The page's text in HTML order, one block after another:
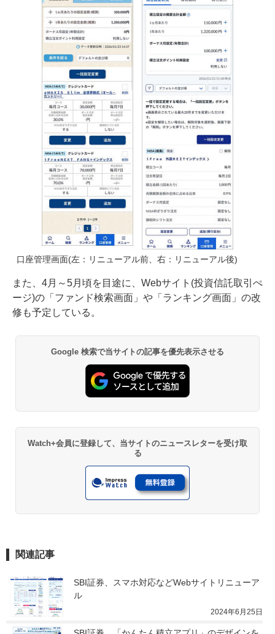
口座管理画面(左：リニューアル前、右：リニューアル後)
また、4月～5月頃を目途に、Webサイト(投資信託取引ぺ
ージ)の「ファンド検索画面」や「ランキング画面」の改
修も予定している。
Google 検索で当サイトの記事を優先表示させる
Watch+会員に登録して、当サイトのニュースレターを受け取
る
関連記事
SBI証券、スマホ対応などWebサイトリニューア
ル
2024年6月25日